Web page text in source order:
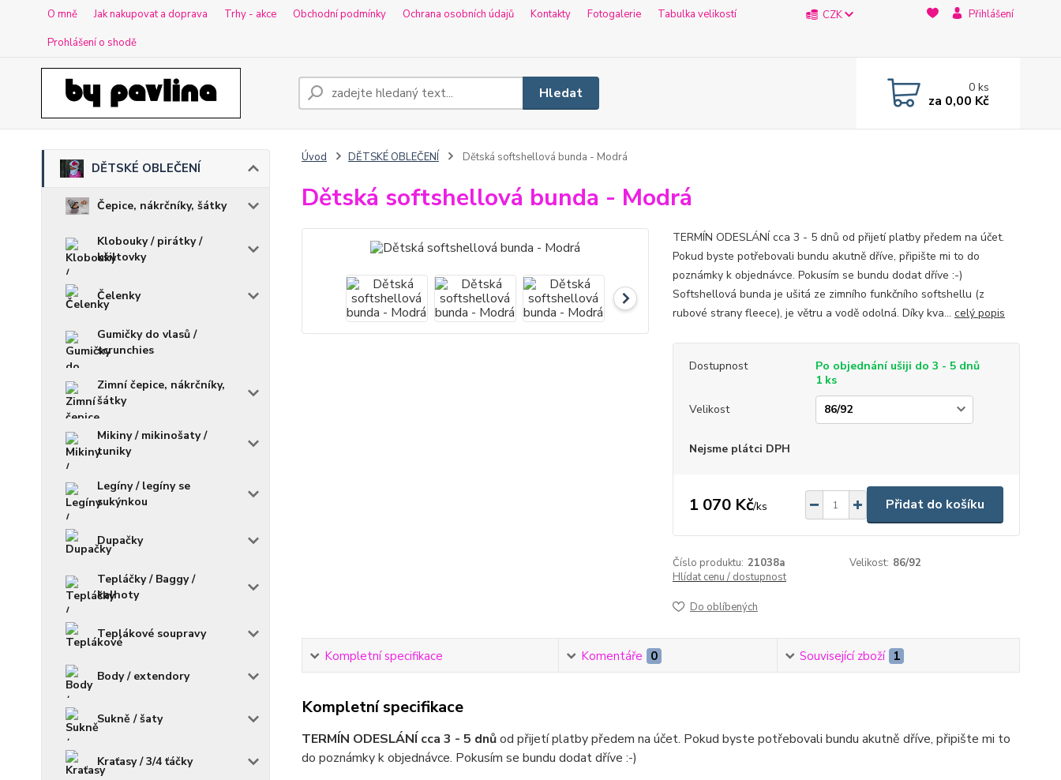
O mně Jak nakupovat a doprava Trhy - akce Obchodní podmínky Ochrana osobních údajů Kontakty Fotogalerie
Tabulka velikostí
Prohlášení o shodě
CZK Přihlášení
Hledat 0ks
za 0,00 Kč
DĚTSKÉ OBLEČENÍ
Čepice, nákrčníky, šátky
Klobouky / pirátky /
kšiltovky
Čelenky
Gumičky do vlasů /
scrunchies
Zimní čepice, nákrčníky,
šátky
Mikiny / mikinošaty /
tuniky
Legíny / legíny se
sukýnkou
Dupačky
Tepláčky / Baggy /
kalhoty
Teplákové soupravy
Body / extendory
Sukně / šaty
Kraťasy / 3/4 ťáčky
Úvod DĚTSKÉ OBLEČENÍ Dětská softshellová bunda - Modrá
Dětská softshellová bunda - Modrá
TERMÍN ODESLÁNÍ cca 3 - 5 dnů od přijetí platby předem na účet.
Pokud byste potřebovali bundu akutně dříve, připište mi to do
poznámky k objednávce. Pokusím se bundu dodat dříve :-)
Softshellová bunda je ušitá ze zimního funkčního softshellu (z
rubové strany fleece), je větru a vodě odolná. Díky kva... celý popis
Dostupnost
Po objednání ušiji do 3 - 5 dnů
1 ks
Velikost
Nejsme plátci DPH
1 070 Kč/ks Přidat do košíku
Číslo produktu: 21038a Velikost: 86/92
Hlídat cenu / dostupnost
Do oblíbených
Kompletní specifikace Komentáře 0 Související zboží 1
Kompletní specifikace
TERMÍN ODESLÁNÍ cca 3 - 5 dnůod přijetí platby předem na účet. Pokud byste potřebovali bundu akutně dříve, připište mi to
do poznámky k objednávce. Pokusím se bundu dodat dříve :-)